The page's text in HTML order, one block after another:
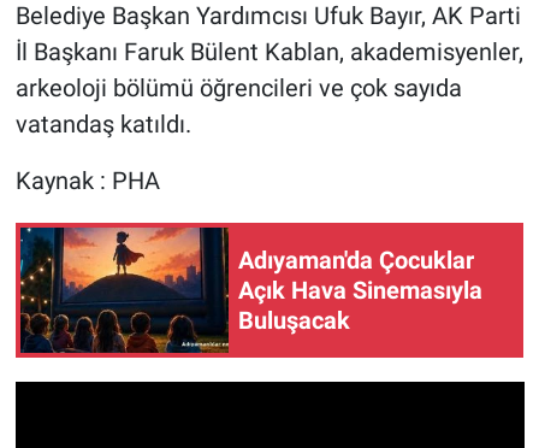
Belediye Başkan Yardımcısı Ufuk Bayır, AK Parti
İl Başkanı Faruk Bülent Kablan, akademisyenler,
arkeoloji bölümü öğrencileri ve çok sayıda
vatandaş katıldı.
Kaynak : PHA
Adıyaman'da Çocuklar
Açık Hava Sinemasıyla
Buluşacak